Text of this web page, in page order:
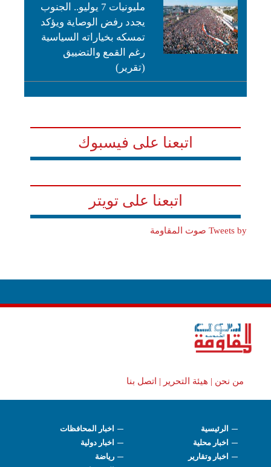
مليونيات 7 يوليو.. الجنوب
يجدد رفض الوصاية ويؤكد
تمسكه بخياراته السياسية
رغم القمع والتضييق
(تقرير)
اتبعنا على فيسبوك
اتبعنا على تويتر
Tweets by صوت المقاومة
من نحن | هيئة التحرير | اتصل بنا
الرئيسية
اخبار المحافظات
اخبار محلية
اخبار دولية
اخبار وتقارير
رياضة